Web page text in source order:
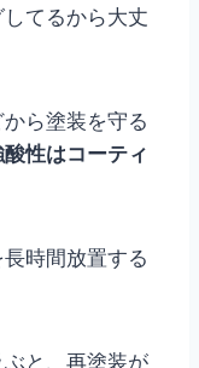
してるから大丈
ら塗装を守る
性はコーティ
時間放置する
と、再塗装が